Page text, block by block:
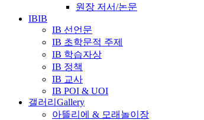
원장 저서/논문
IBIB
IB 선언문
IB 초학문적 주제
IB 학습자상
IB 정책
IB 교사
IB POI & UOI
갤러리 Gallery
아뜰리에 & 모래놀이장